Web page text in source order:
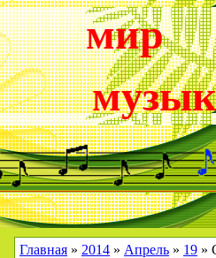
мир
Главная » 2014 » Апрель » 19 »